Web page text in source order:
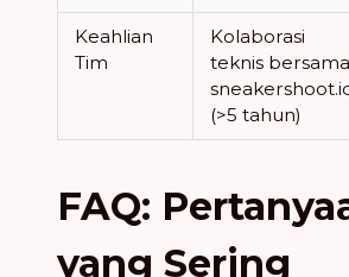
Keahlian
Tim
Kolaborasi
teknis bersama
(>5 tahun)
FAQ:
yang Sering